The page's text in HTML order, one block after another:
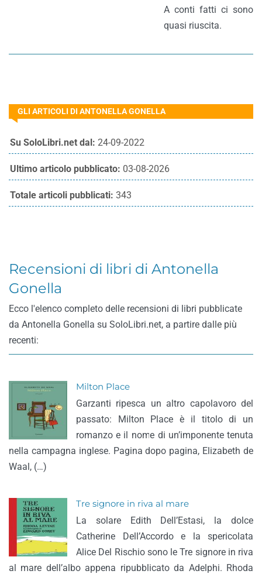
A conti fatti ci sono
quasi riuscita.
GLI ARTICOLI DI ANTONELLA GONELLA
Su SoloLibri.net dal: 24-09-2022
Ultimo articolo pubblicato: 03-08-2026
Totale articoli pubblicati: 343
Recensioni di libri di Antonella
Gonella
Ecco l'elenco completo delle recensioni di libri pubblicate
da Antonella Gonella su SoloLibri.net, a partire dalle più
recenti:
Milton Place
Garzanti ripesca un altro capolavoro del
passato: Milton Place è il titolo di un
romanzo e il nome di un’imponente tenuta
nella campagna inglese. Pagina dopo pagina, Elizabeth de
Waal, (…)
Tre signore in riva al mare
La solare Edith Dell’Estasi, la dolce
Catherine Dell’Accordo e la spericolata
Alice Del Rischio sono le Tre signore in riva
al mare dell’albo appena ripubblicato da Adelphi. Rhoda